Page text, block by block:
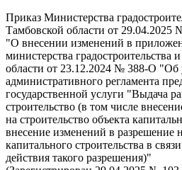
Приказ Министерства
Тамбовской области от 29.04.2025
"О внесении изменений в
министерства градостроительства
области от 23.12.2024 № 388-О "Об
административного регламента
государственной услуги "Выдача
строительство (в том числе
на строительство объекта
внесение изменений в разрешение
капитального строительства в
действия такого разрешения)"